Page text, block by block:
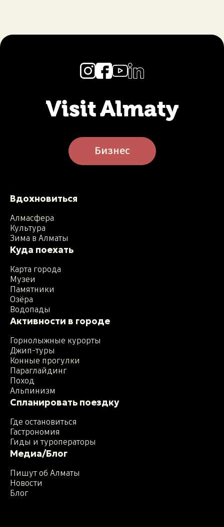
Бизнес
Вдохновиться
Алмасфера
Культура
Зима в Алматы
Куда поехать
Карта города
Музеи
Памятники
Озёра
Водопады
Активности в городе
Горнолыжные курорты
Джип-туры
Конные прогулки
Параглайдинг
Поход
Альпинизм
Спланировать поездку
Где остановиться
Гастрономия
Гиды и туроператоры
Медиа/Блог
Пишут об Алматы
Новости
Блог